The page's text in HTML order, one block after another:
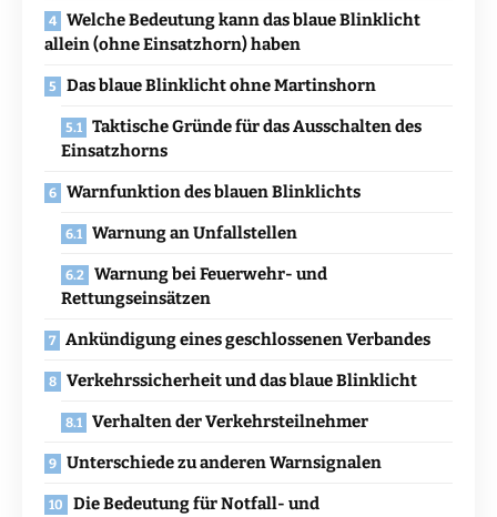
Welche Bedeutung kann das blaue Blinklicht
allein (ohne Einsatzhorn) haben
Das blaue Blinklicht ohne Martinshorn
Taktische Gründe für das Ausschalten des
Einsatzhorns
Warnfunktion des blauen Blinklichts
Warnung an Unfallstellen
Warnung bei Feuerwehr- und
Rettungseinsätzen
Ankündigung eines geschlossenen Verbandes
Verkehrssicherheit und das blaue Blinklicht
Verhalten der Verkehrsteilnehmer
Unterschiede zu anderen Warnsignalen
Die Bedeutung für Notfall- und